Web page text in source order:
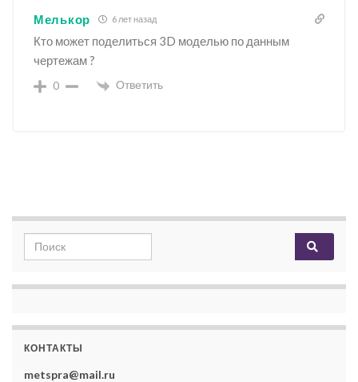
Мелькор 6 лет назад
Кто может поделиться 3D моделью по данным
чертежам ?
0 Ответить
Search for:
КОНТАКТЫ
metspra@mail.ru